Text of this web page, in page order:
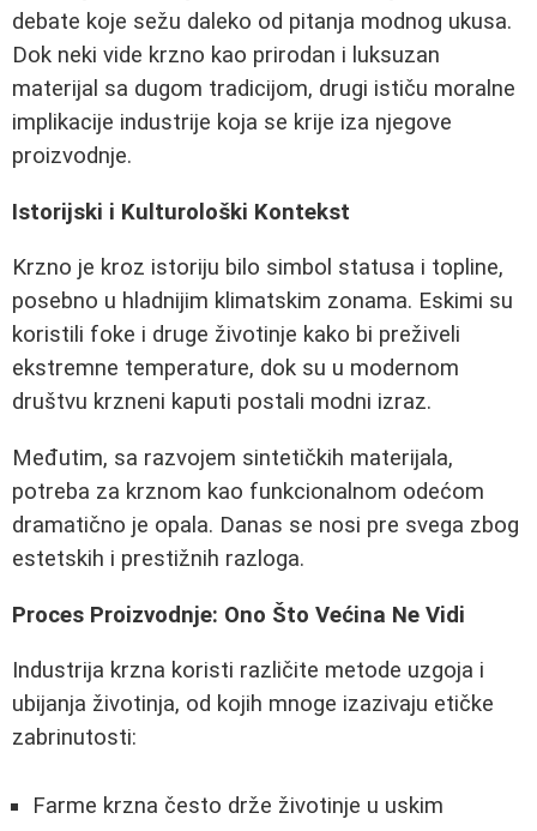
debate koje sežu daleko od pitanja modnog ukusa.
Dok neki vide krzno kao prirodan i luksuzan
materijal sa dugom tradicijom, drugi ističu moralne
implikacije industrije koja se krije iza njegove
proizvodnje.
Istorijski i Kulturološki Kontekst
Krzno je kroz istoriju bilo simbol statusa i topline,
posebno u hladnijim klimatskim zonama. Eskimi su
koristili foke i druge životinje kako bi preživeli
ekstremne temperature, dok su u modernom
društvu krzneni kaputi postali modni izraz.
Međutim, sa razvojem sintetičkih materijala,
potreba za krznom kao funkcionalnom odećom
dramatično je opala. Danas se nosi pre svega zbog
estetskih i prestižnih razloga.
Proces Proizvodnje: Ono Što Većina Ne Vidi
Industrija krzna koristi različite metode uzgoja i
ubijanja životinja, od kojih mnoge izazivaju etičke
zabrinutosti:
Farme krzna često drže životinje u uskim